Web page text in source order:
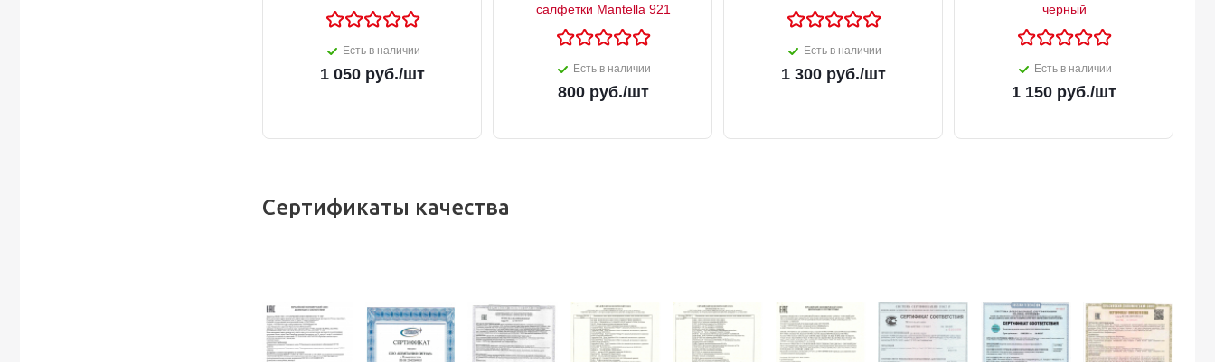
Есть в наличии
1 050 руб./шт
салфетки Mantella 921
Есть в наличии
800руб./шт
Есть в наличии
1 300 руб./шт
черный
Есть в наличии
1 150 руб./шт
Сертификаты качества